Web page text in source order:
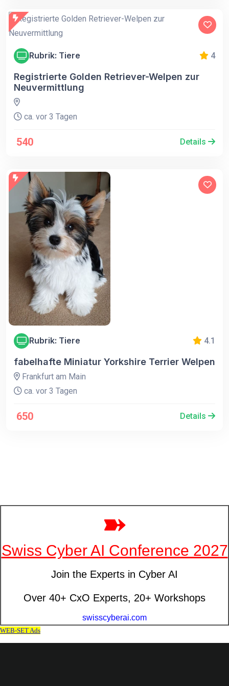
Rubrik: Tiere 4
Registrierte Golden Retriever-Welpen zur
Neuvermittlung
ca. vor 3 Tagen
540 Details
Rubrik: Tiere 4.1
fabelhafte Miniatur Yorkshire Terrier Welpen
Frankfurt am Main
ca. vor 3 Tagen
650 Details